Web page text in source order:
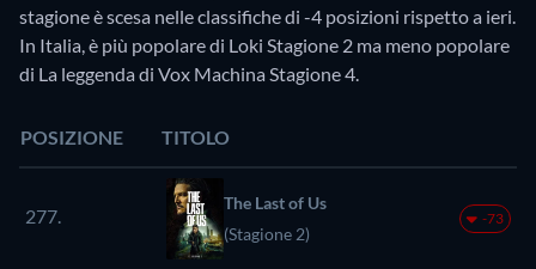
stagione è scesa nelle classifiche di -4 posizioni rispetto a ieri.
In Italia, è più popolare di Loki Stagione 2 ma meno popolare
di La leggenda di Vox Machina Stagione 4.
POSIZIONE TITOLO
277.
The Last of Us
(Stagione 2)
-73